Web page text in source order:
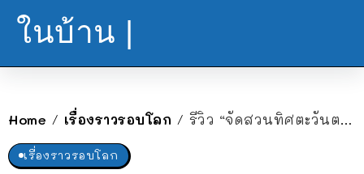
ในบ้าน |
Home / เรื่องราวรอบโลก / รีวิว “จัดสวนทิศตะวันตก” เปลี่ยนจากมุมข้างบ้านสุดร้อน ให้ร่มรื่นเย็นสบายด้วยเงาไม้และบ่อน้ำ
เรื่องราวรอบโลก